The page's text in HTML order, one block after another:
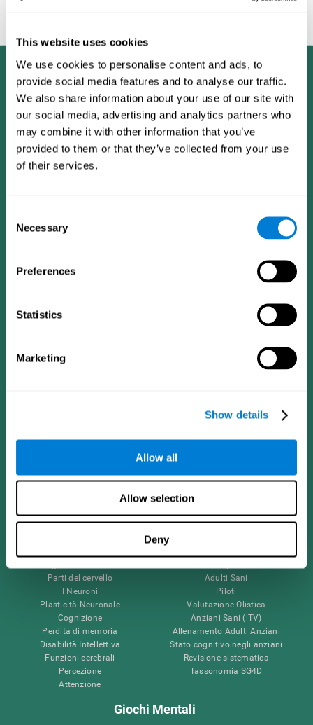
This website uses cookies
We use cookies to personalise content and ads, to
provide social media features and to analyse our traffic.
We also share information about your use of our site with
our social media, advertising and analytics partners who
may combine it with other information that you’ve
provided to them or that they’ve collected from your use
of their services.
Selection
Necessary
Preferences
Statistics
Marketing
Show details
Allow all
Allow selection
Deny
Seguici su
Parti del cervello
I Neuroni
Plasticità Neuronale
Cognizione
Perdita di memoria
Disabilità Intellettiva
Funzioni cerebrali
Percezione
Attenzione
Adulti Sani
Piloti
Valutazione Olistica
Anziani Sani (iTV)
Allenamento Adulti Anziani
Stato cognitivo negli anziani
Revisione sistematica
Tassonomia SG4D
Giochi Mentali